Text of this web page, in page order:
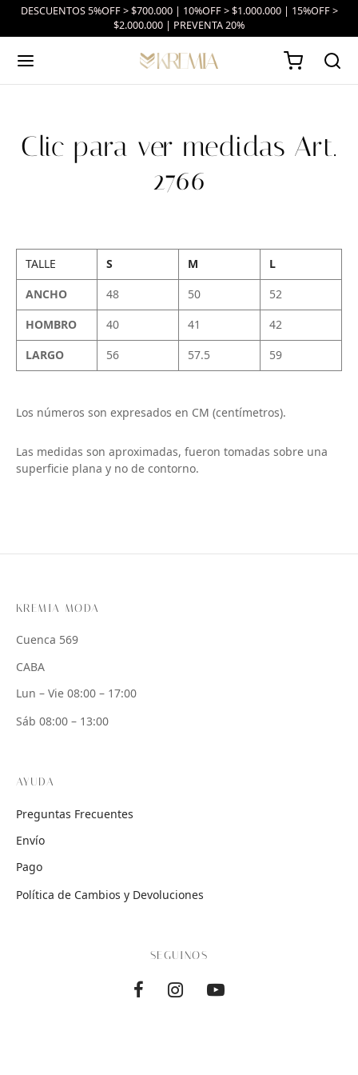
DESCUENTOS 5%OFF > $700.000 | 10%OFF > $1.000.000 | 15%OFF >
$2.000.000 | PREVENTA 20%
Clic para ver medidas Art.
2766
TALLE S M
L
ANCHO
48 50
52
HOMBRO
40 41
42
LARGO
56 57.5 59
Los números son expresados en CM (centímetros).
Las medidas son aproximadas, fueron tomadas sobre una
superficie plana y no de contorno.
KREMIA MODA
Cuenca 569
CABA
Lun – Vie 08:00 – 17:00
Sáb 08:00 – 13:00
AYUDA
Preguntas Frecuentes
Envío
Pago
Política de Cambios y Devoluciones
SEGUINOS